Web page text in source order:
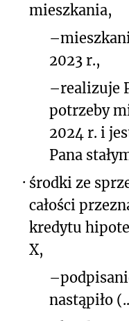
mieszkania,
–
2023 r.,
–realizuje
potrzeby
2024 r. i
Pana
· środki ze
całości
kredytu
X,
–
nastąpiło